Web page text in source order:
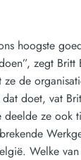
hoogste
zegt Britt
ze de
doet, vat
ze ook
Welke